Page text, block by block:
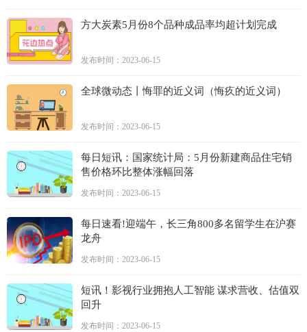
方大炭素5月份8个品种成品率均超计划完成
发布时间：2023-06-15
全球微动态丨悔罪的近义词（悔疚的近义词）
发布时间：2023-06-15
每日短讯：国家统计局：5月份新建商品住宅销
售价格环比整体涨幅回落
发布时间：2023-06-15
每日速看!迎端午，长三角800多名留学生在沪赛
龙舟
发布时间：2023-06-15
短讯！影视行业拥抱人工智能 谋求营收、估值双
回升
发布时间：2023-06-15